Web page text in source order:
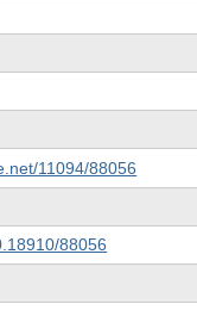
11094/88056
88056